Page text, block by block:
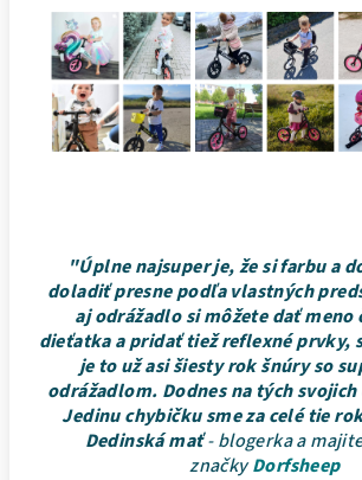
"Úplne najsuper je, že si farbu a
doladiť presne podľa vlastných
aj odrážadlo si môžete dať meno
dieťatka a pridať tiež reflexné prvky,
je to už asi šiesty rok šnúry so
odrážadlom. Dodnes na tých
Jedinu chybičku sme za celé tie
Dedinská mať- blogerka a
značkyDorfsheep